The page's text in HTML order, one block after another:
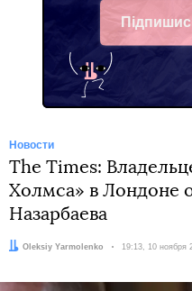
Facebook
Новости
The Times:
Холмса» в Лондоне
Назарбаева
Автор:
Oleksiy Yarmolenko Дата:
19:13, 10 ноября